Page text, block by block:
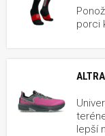
porci
lepší